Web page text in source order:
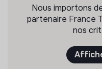
Nous importons
partenaire France
nos